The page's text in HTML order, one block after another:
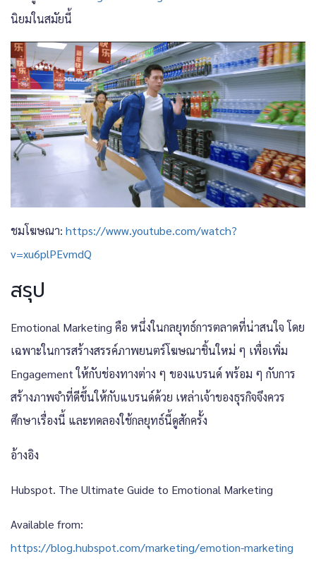
นิยมในสมัยนี้
ชมโฆษณา: https://www.youtube.com/watch?
v=xu6plPEvmdQ
สรุป
Emotional Marketing คือ หนึ่งในกลยุทธ์การตลาดที่น่าสนใจ โดย
เฉพาะในการสร้างสรรค์ภาพยนตร์โฆษณาชิ้นใหม่ ๆ เพื่อเพิ่ม
Engagement ให้กับช่องทางต่าง ๆ ของแบรนด์ พร้อม ๆ กับการ
สร้างภาพจำที่ดีขึ้นให้กับแบรนด์ด้วย เหล่าเจ้าของธุรกิจจึงควร
ศึกษาเรื่องนี้ และทดลองใช้กลยุทธ์นี้ดูสักครั้ง
อ้างอิง
Hubspot. The Ultimate Guide to Emotional Marketing
Available from:
https://blog.hubspot.com/marketing/emotion-marketing